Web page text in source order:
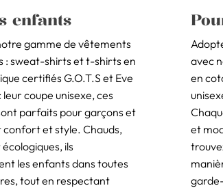
enfants
gamme de vêtements
: sweat-shirts et t-shirts en
certifiés G.O.T.S et Eve
coupe unisexe, ces
parfaits pour garçons et
et style. Chauds,
ils
les enfants dans toutes
tout en respectant
avec
en
et